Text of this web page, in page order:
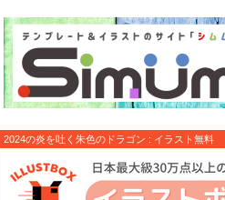
2024の炎を吐く朱色のドラゴン : イラスト無料